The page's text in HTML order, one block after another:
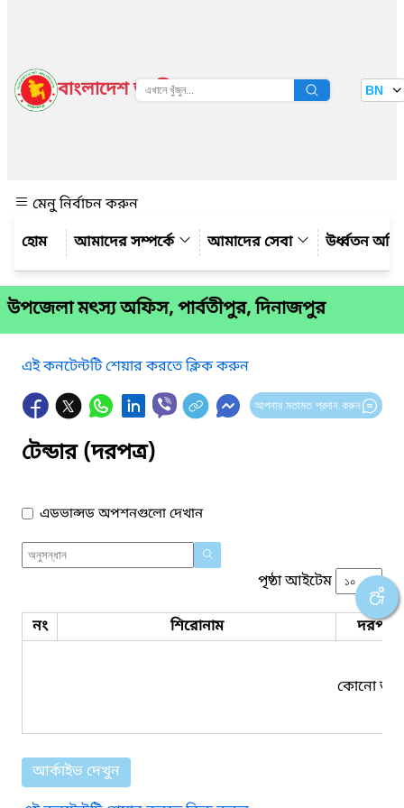
বাংলাদেশ জাতীয় তথ্য বাতায়ন BN
মেনু নির্বাচন করুন
আমাদের সম্পর্কে
আমাদের সেবা উর্ধ্বতন
উপজেলা মৎস্য অফিস, পার্বতীপুর, দিনাজপুর
এই কনটেন্টটি শেয়ার করতে ক্লিক করুন
আপনার মতামত প্রদান করুন
টেন্ডার (দরপত্র)
এডভান্সড অপশনগুলো দেখান
পৃষ্ঠা আইটেম
নং শিরোনাম দরপত্র
কোনো তথ্য
আর্কাইভ দেখুন